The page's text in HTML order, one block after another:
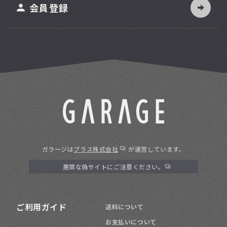
会員登録
ガラージはプラス株式会社 が運営しています。
悪質な偽サイトにご注意ください。
ご利用ガイド
送料について
お支払いについて